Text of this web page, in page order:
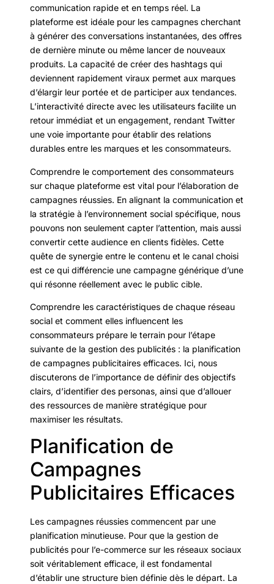
communication rapide et en temps réel. La
plateforme est idéale pour les campagnes cherchant
à générer des conversations instantanées, des offres
de dernière minute ou même lancer de nouveaux
produits. La capacité de créer des hashtags qui
deviennent rapidement viraux permet aux marques
d’élargir leur portée et de participer aux tendances.
L’interactivité directe avec les utilisateurs facilite un
retour immédiat et un engagement, rendant Twitter
une voie importante pour établir des relations
durables entre les marques et les consommateurs.
Comprendre le comportement des consommateurs
sur chaque plateforme est vital pour l’élaboration de
campagnes réussies. En alignant la communication et
la stratégie à l’environnement social spécifique, nous
pouvons non seulement capter l’attention, mais aussi
convertir cette audience en clients fidèles. Cette
quête de synergie entre le contenu et le canal choisi
est ce qui différencie une campagne générique d’une
qui résonne réellement avec le public cible.
Comprendre les caractéristiques de chaque réseau
social et comment elles influencent les
consommateurs prépare le terrain pour l’étape
suivante de la gestion des publicités : la planification
de campagnes publicitaires efficaces. Ici, nous
discuterons de l’importance de définir des objectifs
clairs, d’identifier des personas, ainsi que d’allouer
des ressources de manière stratégique pour
maximiser les résultats.
Planification de
Campagnes
Publicitaires Efficaces
Les campagnes réussies commencent par une
planification minutieuse. Pour que la gestion de
publicités pour l’e-commerce sur les réseaux sociaux
soit véritablement efficace, il est fondamental
d’établir une structure bien définie dès le départ. La